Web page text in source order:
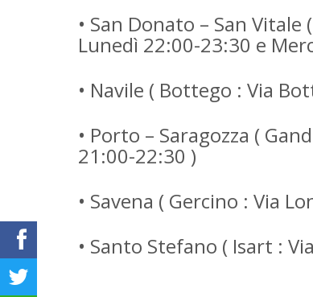
• ⁠San Donato – San Vitale
Lunedì 22:00-23:30 e
• Navile ( Bottego : Via
• ⁠Porto – Saragozza (
21:00-22:30 )
• ⁠Savena ( Gercino : Via
• ⁠Santo Stefano ( Isart :